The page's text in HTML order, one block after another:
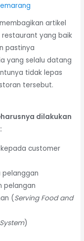
artikel
yang baik
pastinya
yang selalu datang
tidak lepas
tersebut.
dilakukan
customer
pelanggan
pelangan
(Serving Food and
)